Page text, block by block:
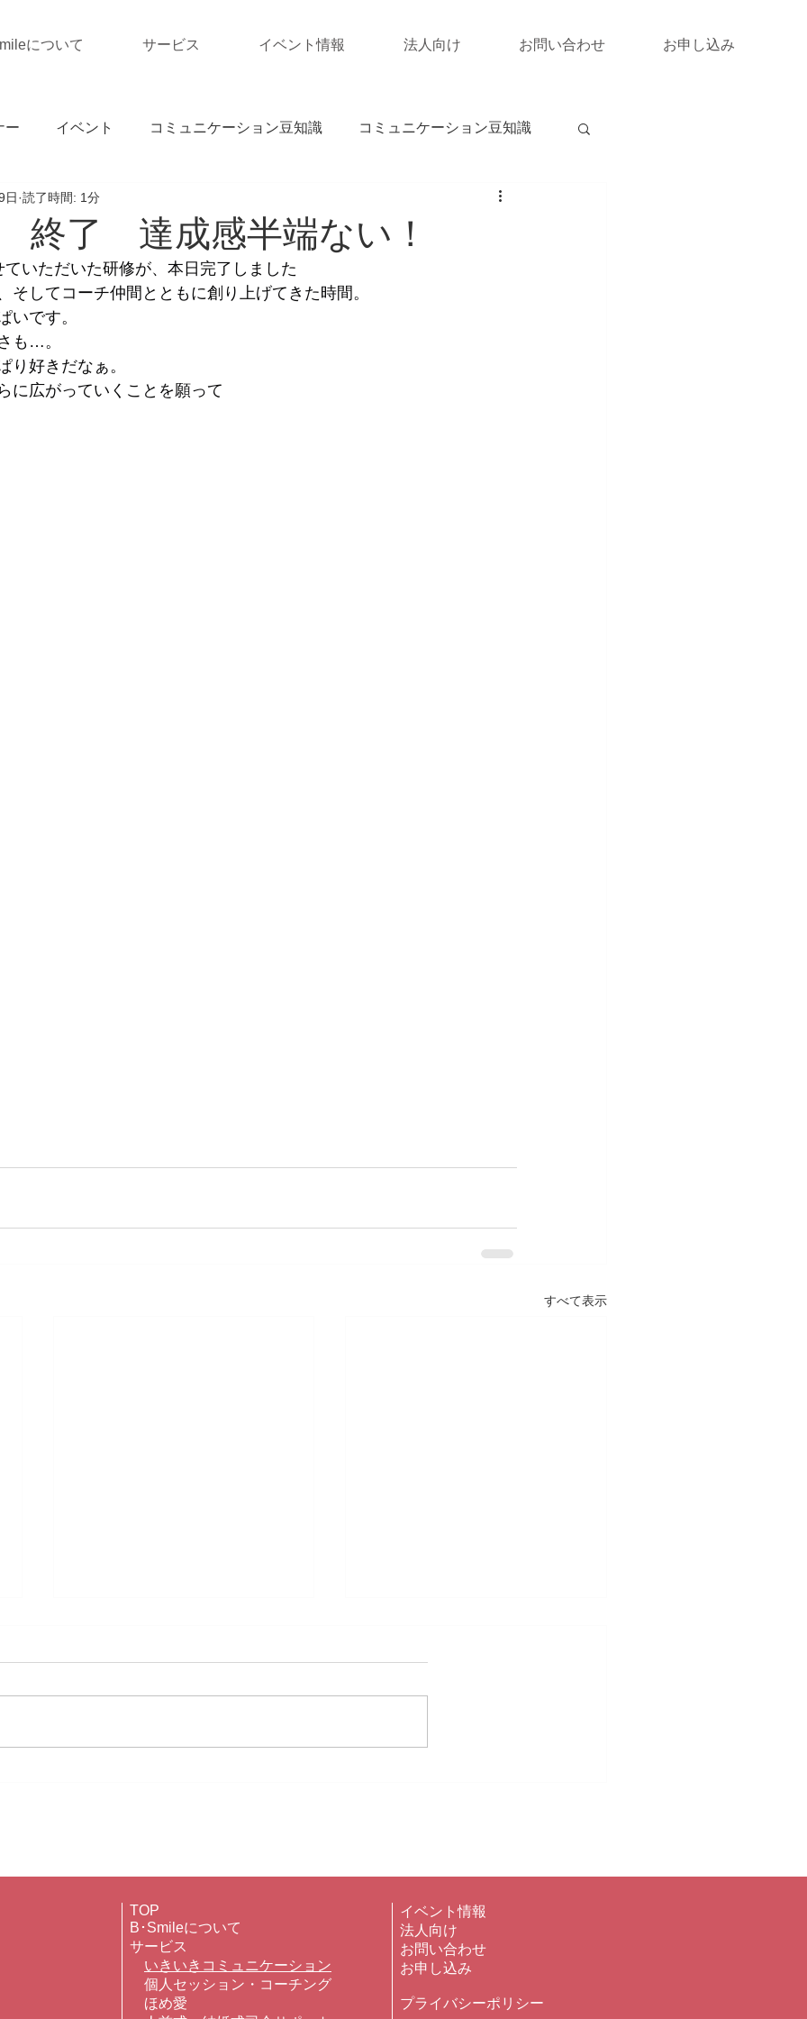
について サービス イベント情報 法人向け お問い合わせ お申し込み
ー イベント コミュニケーション豆知識 コミュニケーション豆知識
終了 達成感半端ない！
日 読了時間: 1分
いただいた研修が、本日完了しました
そしてコーチ仲間とともに創り上げてきた時間。
いです。
も…。
り好きだなぁ。
に広がっていくことを願って
すべて表示
TOP
B･Smileについて
サービス
いきいきコミュニケーション
個人セッション・コーチング
ほめ愛
イベント情報
法人向け
​お問い合わせ
お申し込み
プライバシーポリシー